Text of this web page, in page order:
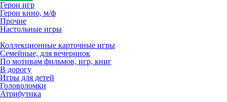
Герои игр
Герои кино, м/ф
Прочие
Настольные игры
Коллекционные карточные игры
Семейные, для вечеринок
По мотивам фильмов, игр, книг
В дорогу
Игры для детей
Головоломки
Атрибутика